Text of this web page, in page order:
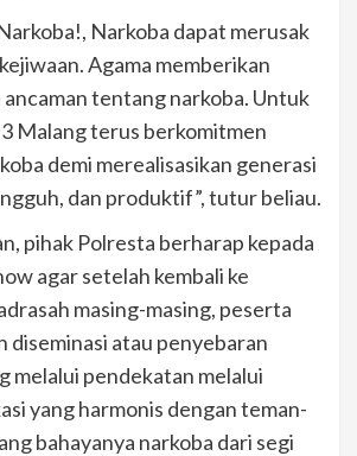
Narkoba dapat merusak
Agama memberikan
tentang narkoba. Untuk
Malang terus berkomitmen
demi merealisasikan generasi
dan produktif”, tutur beliau.
pihak Polresta berharap kepada
agar setelah kembali ke
masing-masing, peserta
diseminasi atau penyebaran
melalui pendekatan melalui
yang harmonis dengan teman-
bahayanya narkoba dari segi